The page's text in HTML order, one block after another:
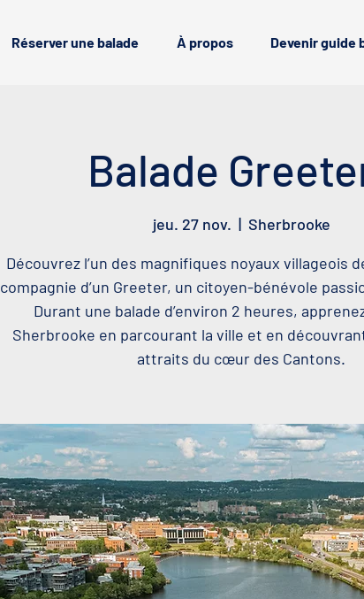
Réserver une balade À propos Devenir guide
Balade
jeu. 27 nov.
  |
Sherbrooke
Découvrez l’un des magnifiques noyaux villageois
compagnie d’un Greeter, un citoyen-bénévole
Durant une balade d’environ 2 heures,
Sherbrooke en parcourant la ville et en
attraits du cœur des Cantons.